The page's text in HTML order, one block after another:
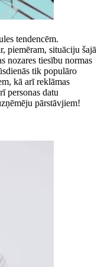
tendencēm.
piemēram, situāciju šajā
nozares tiesību normas
tik populāro
kā arī reklāmas
personas datu
pārstāvjiem!